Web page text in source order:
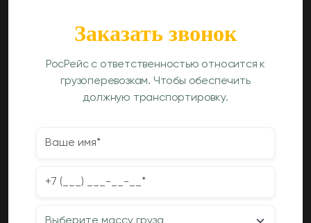
Заказать звонок
РосРейс с ответственностью относится к
грузоперевозкам. Чтобы обеспечить
должную транспортировку.